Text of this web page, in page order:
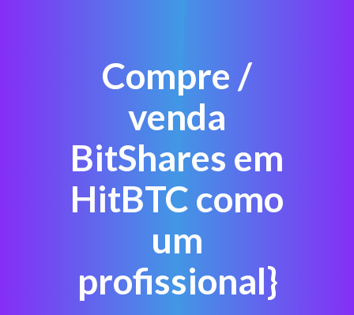
Compre /
venda
BitShares em
HitBTC como
um
profissional}